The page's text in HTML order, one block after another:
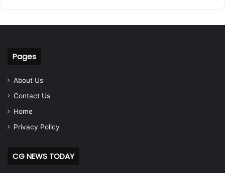
Pages
About Us
Contact Us
Home
Privacy Policy
CG NEWS TODAY